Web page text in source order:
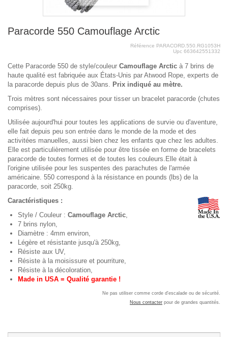
Paracorde 550 Camouflage Arctic
Référence PARACORD.550.RG1053H
Upc 663642551332
Cette Paracorde 550 de style/couleur Camouflage Arctic à 7 brins de
haute qualité est fabriquée aux États-Unis par Atwood Rope, experts de
la paracorde depuis plus de 30ans. Prix indiqué au mètre.
Trois mètres sont nécessaires pour tisser un bracelet paracorde (chutes
comprises).
Utilisée aujourd'hui pour toutes les applications de survie ou d'aventure,
elle fait depuis peu son entrée dans le monde de la mode et des
activitées manuelles, aussi bien chez les enfants que chez les adultes.
Elle est particulièrement utilisée pour être tissée en forme de bracelets
paracorde de toutes formes et de toutes les couleurs.Elle était à
l'origine utilisée pour les suspentes des parachutes de l'armée
américaine. 550 correspond à la résistance en pounds (lbs) de la
paracorde, soit 250kg.
Caractéristiques :
Style / Couleur : Camouflage Arctic,
7 brins nylon,
Diamètre : 4mm environ,
Légère et résistante jusqu'à 250kg,
Résiste aux UV,
Résiste à la moisissure et pourriture,
Résiste à la décoloration,
Made in USA = Qualité garantie !
Ne pas utiliser comme corde d'escalade ou de sécurité.
Nous contacter pour de grandes quantités.